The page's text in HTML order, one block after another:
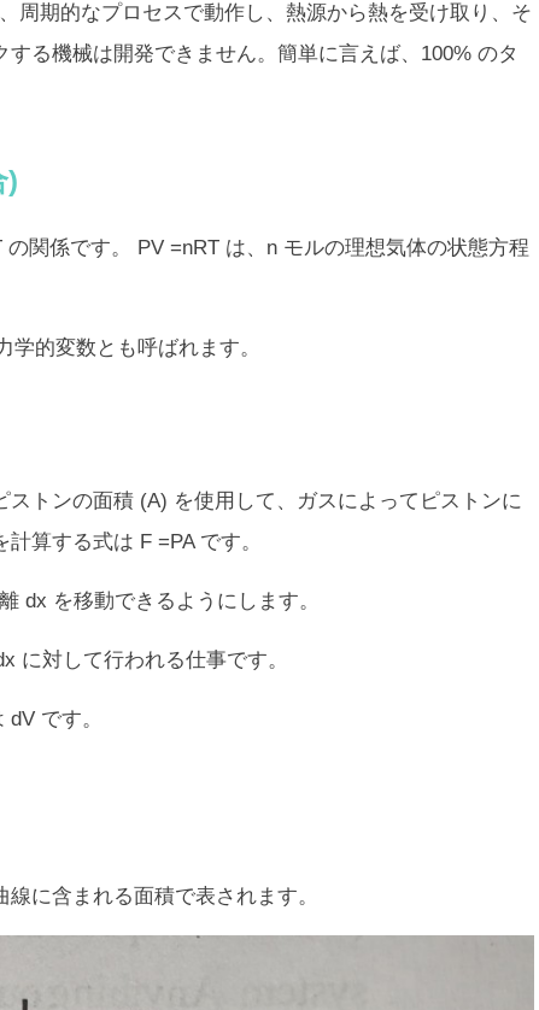
周期的なプロセスで動作し、熱源から熱を受け取り、そ
る機械は開発できません。簡単に言えば、100% のタ
)
関係です。 PV =nRT は、n モルの理想気体の状態方程
的変数とも呼ばれます。
トンの面積 (A) を使用して、ガスによってピストンに
算する式は F =PA です。
dx を移動できるようにします。
に対して行われる仕事です。
です。
に含まれる面積で表されます。